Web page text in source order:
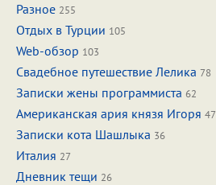
Разное 255
Отдых в Турции 105
Web-обзор 103
Свадебное путешествие Лелика 78
Записки жены программиста 62
Американская ария князя Игоря 47
Записки кота Шашлыка 36
Италия 27
Дневник тещи 26